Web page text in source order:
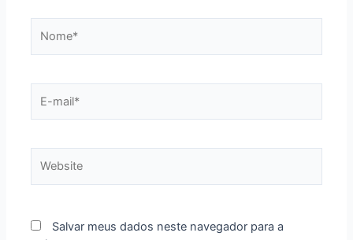
mail*
Salvar meus dados neste navegador para a